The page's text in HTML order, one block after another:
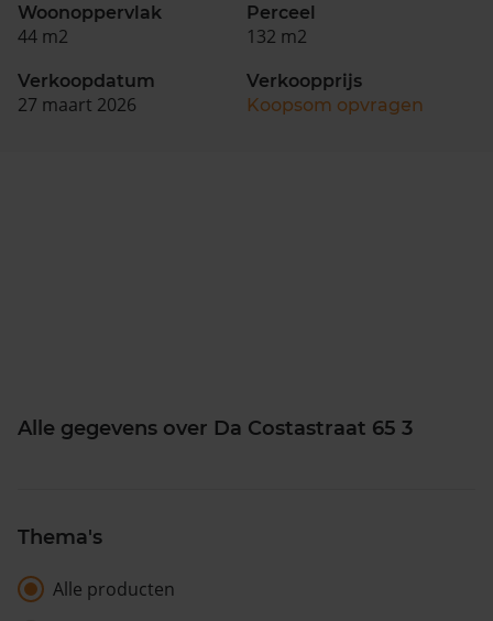
Woonoppervlak
44 m2
Perceel
132 m2
Verkoopdatum
27 maart 2026
Verkoopprijs
Koopsom opvragen
Alle gegevens over Da Costastraat 65 3
Thema's
Alle producten